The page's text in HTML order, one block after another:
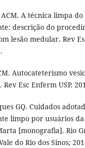
A técnica limpa
descrição do
lesão medular. Rev
Autocateterismo
Esc Enferm USP.
GQ. Cuidados
limpo por usuários da
[monografia]. Rio
do Rio dos Sinos;